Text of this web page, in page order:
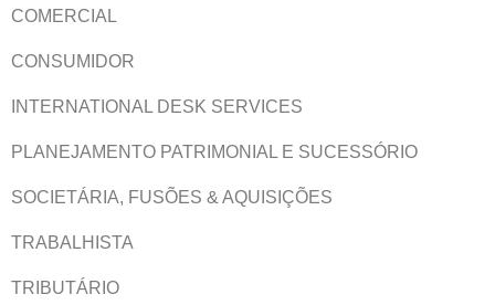
COMERCIAL
CONSUMIDOR
INTERNATIONAL DESK SERVICES
PLANEJAMENTO PATRIMONIAL E SUCESSÓRIO
SOCIETÁRIA, FUSÕES & AQUISIÇÕES
TRABALHISTA
TRIBUTÁRIO